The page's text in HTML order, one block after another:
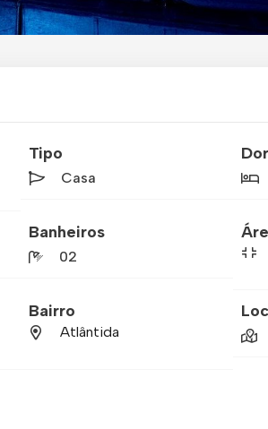
Tipo
Casa
Banheiros
02
Bairro
Atlântida